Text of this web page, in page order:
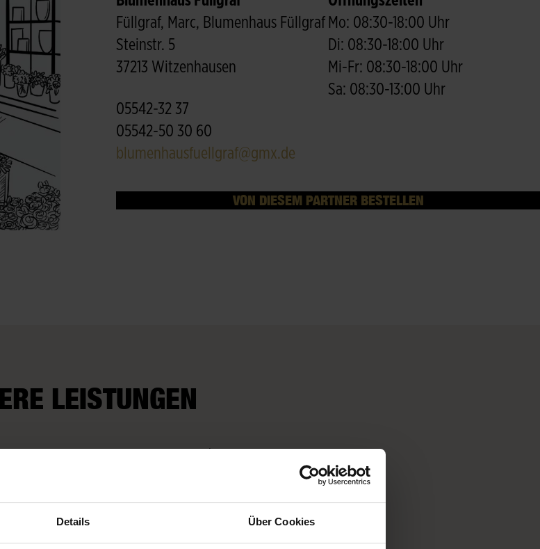
Details Über Cookies
Füllgraf, Marc, Blumenhaus Füllgraf
Steinstr. 5
37213 Witzenhausen
05542-32 37
05542-50 30 60
blumenhausfuellgraf@gmx.de
Mo: 08:30-18:00 Uhr
Di: 08:30-18:00 Uhr
Mi-Fr: 08:30-18:00 Uhr
Sa: 08:30-13:00 Uhr
VON DIESEM PARTNER BESTELLEN
LEISTUNGEN